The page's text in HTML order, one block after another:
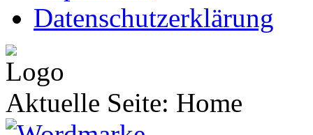
Datenschutzerklärung
Aktuelle Seite: Home